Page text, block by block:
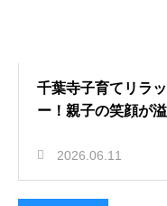
千葉寺子育てリラ
ー！親子の笑顔が
2026.06.11